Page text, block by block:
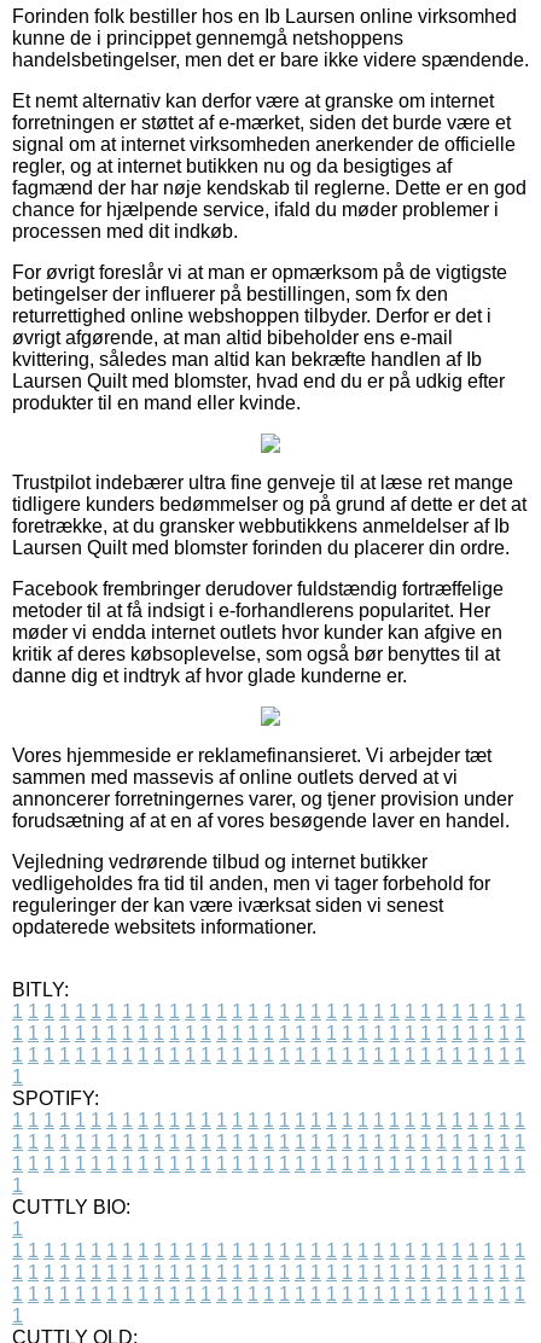
Forinden folk bestiller hos en Ib Laursen online virksomhed
kunne de i princippet gennemgå netshoppens
handelsbetingelser, men det er bare ikke videre spændende.
Et nemt alternativ kan derfor være at granske om internet
forretningen er støttet af e-mærket, siden det burde være et
signal om at internet virksomheden anerkender de officielle
regler, og at internet butikken nu og da besigtiges af
fagmænd der har nøje kendskab til reglerne. Dette er en god
chance for hjælpende service, ifald du møder problemer i
processen med dit indkøb.
For øvrigt foreslår vi at man er opmærksom på de vigtigste
betingelser der influerer på bestillingen, som fx den
returrettighed online webshoppen tilbyder. Derfor er det i
øvrigt afgørende, at man altid bibeholder ens e-mail
kvittering, således man altid kan bekræfte handlen af Ib
Laursen Quilt med blomster, hvad end du er på udkig efter
produkter til en mand eller kvinde.
Trustpilot indebærer ultra fine genveje til at læse ret mange
tidligere kunders bedømmelser og på grund af dette er det at
foretrække, at du gransker webbutikkens anmeldelser af Ib
Laursen Quilt med blomster forinden du placerer din ordre.
Facebook frembringer derudover fuldstændig fortræffelige
metoder til at få indsigt i e-forhandlerens popularitet. Her
møder vi endda internet outlets hvor kunder kan afgive en
kritik af deres købsoplevelse, som også bør benyttes til at
danne dig et indtryk af hvor glade kunderne er.
Vores hjemmeside er reklamefinansieret. Vi arbejder tæt
sammen med massevis af online outlets derved at vi
annoncerer forretningernes varer, og tjener provision under
forudsætning af at en af vores besøgende laver en handel.
Vejledning vedrørende tilbud og internet butikker
vedligeholdes fra tid til anden, men vi tager forbehold for
reguleringer der kan være iværksat siden vi senest
opdaterede websitets informationer.
BITLY:
1 1 1 1 1 1 1 1 1 1 1 1 1 1 1 1 1 1 1 1 1 1 1 1 1 1 1 1 1 1 1 1 1
1 1 1 1 1 1 1 1 1 1 1 1 1 1 1 1 1 1 1 1 1 1 1 1 1 1 1 1 1 1 1 1 1
1 1 1 1 1 1 1 1 1 1 1 1 1 1 1 1 1 1 1 1 1 1 1 1 1 1 1 1 1 1 1 1 1
1
SPOTIFY:
1 1 1 1 1 1 1 1 1 1 1 1 1 1 1 1 1 1 1 1 1 1 1 1 1 1 1 1 1 1 1 1 1
1 1 1 1 1 1 1 1 1 1 1 1 1 1 1 1 1 1 1 1 1 1 1 1 1 1 1 1 1 1 1 1 1
1 1 1 1 1 1 1 1 1 1 1 1 1 1 1 1 1 1 1 1 1 1 1 1 1 1 1 1 1 1 1 1 1
1
CUTTLY BIO:
1
1 1 1 1 1 1 1 1 1 1 1 1 1 1 1 1 1 1 1 1 1 1 1 1 1 1 1 1 1 1 1 1 1
1 1 1 1 1 1 1 1 1 1 1 1 1 1 1 1 1 1 1 1 1 1 1 1 1 1 1 1 1 1 1 1 1
1 1 1 1 1 1 1 1 1 1 1 1 1 1 1 1 1 1 1 1 1 1 1 1 1 1 1 1 1 1 1 1 1
1
CUTTLY OLD: